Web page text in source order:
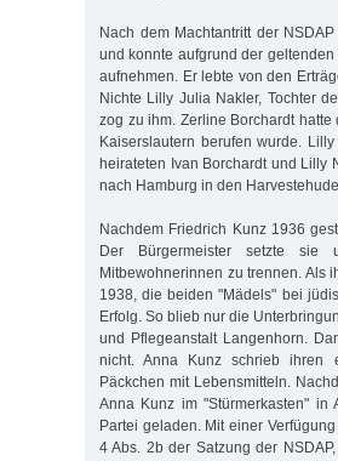
Nach dem Machtantritt der
und konnte aufgrund der
aufnehmen. Er lebte von den
Nichte Lilly Julia Nakler, Tochter
zog zu ihm. Zerline Borchardt
Kaiserslautern berufen wurde.
heirateten Ivan Borchardt und Lilly
nach Hamburg in den
Nachdem Friedrich Kunz 1936
Der Bürgermeister setzte
Mitbewohnerinnen zu trennen. Als
1938, die beiden "Mädels" bei
Erfolg. So blieb nur die
und Pflegeanstalt Langenhorn.
nicht. Anna Kunz schrieb ihren
Päckchen mit Lebensmitteln.
Anna Kunz im "Stürmerkasten"
Partei geladen. Mit einer
4 Abs. 2b der Satzung der